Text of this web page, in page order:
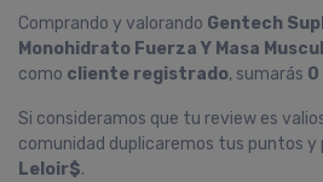
Comprando y valorando Gentech
Monohidrato Fuerza Y Masa
como cliente registrado, sumarás 0
Si consideramos que tu review es
comunidad duplicaremos tus puntos y
Leloir$.